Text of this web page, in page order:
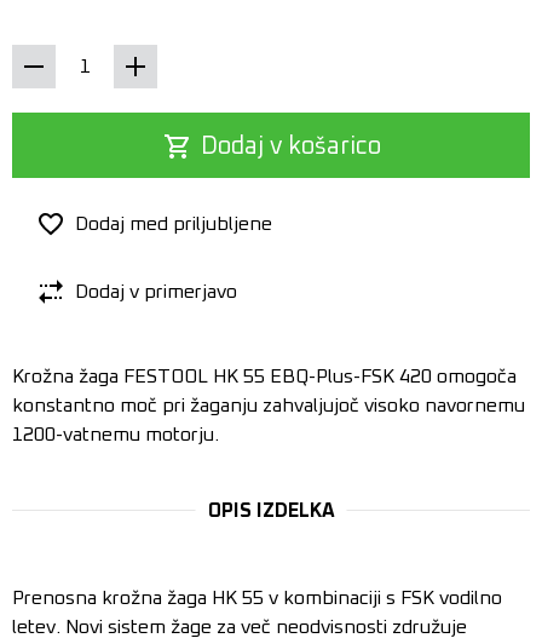
Dodaj v košarico
Dodaj med priljubljene
Dodaj v primerjavo
Krožna žaga FESTOOL HK 55 EBQ-Plus-FSK 420 omogoča
konstantno moč pri žaganju zahvaljujoč visoko navornemu
1200-vatnemu motorju.
OPIS IZDELKA
Prenosna krožna žaga HK 55 v kombinaciji s FSK vodilno
letev. Novi sistem žage za več neodvisnosti združuje